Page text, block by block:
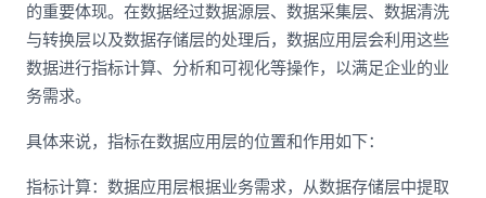
的重要体现。在数据经过数据源层、数据采集层、数据清洗
与转换层以及数据存储层的处理后，数据应用层会利用这些
数据进行指标计算、分析和可视化等操作，以满足企业的业
务需求。
具体来说，指标在数据应用层的位置和作用如下：
指标计算：数据应用层根据业务需求，从数据存储层中提取